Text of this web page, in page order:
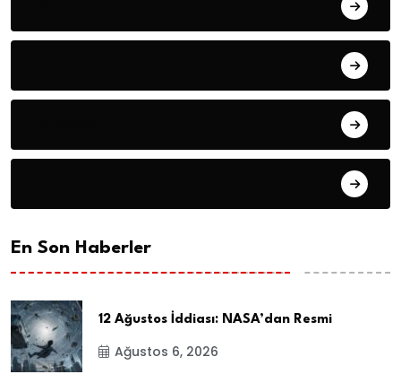
En Son Haberler
12 Ağustos İddiası: NASA’dan Resmi
Ağustos 6, 2026